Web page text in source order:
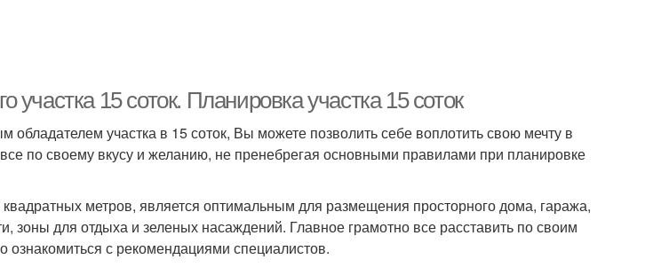
участка 15 соток. Планировка участка 15 соток
обладателем участка в 15 соток, Вы можете позволить себе воплотить свою мечту в
все по своему вкусу и желанию, не пренебрегая основными правилами при планировке
метров, является оптимальным для размещения просторного дома, гаража,
зоны для отдыха и зеленых насаждений. Главное грамотно все расставить по своим
ознакомиться с рекомендациями специалистов.